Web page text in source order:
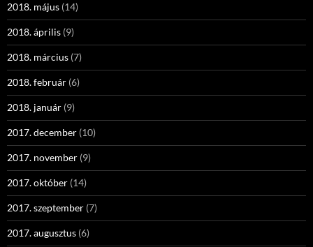
2018. május (14)
2018. április (9)
2018. március (7)
2018. február (6)
2018. január (9)
2017. december (10)
2017. november (9)
2017. október (14)
2017. szeptember (7)
2017. augusztus (6)